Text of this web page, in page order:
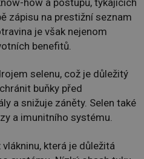
zápisu na prestižní seznam
je však nejenom
benefitů.
selenu, což je důležitý
buňky před
a snižuje záněty. Selen také
a imunitního systému.
která je důležitá